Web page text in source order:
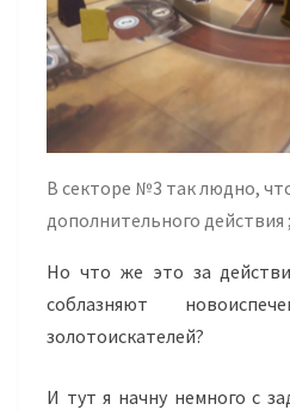
В секторе №3 так людно,
дополнительного
Но что же это за
соблазняют
золотоискателей?
И тут я начну немного с